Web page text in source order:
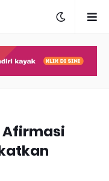
Afirmasi